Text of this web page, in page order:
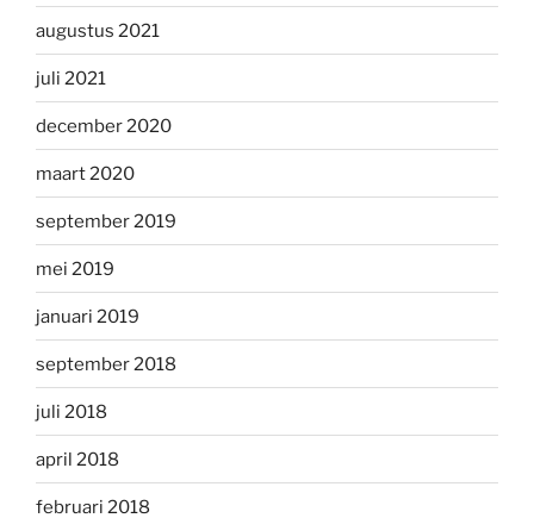
augustus 2021
juli 2021
december 2020
maart 2020
september 2019
mei 2019
januari 2019
september 2018
juli 2018
april 2018
februari 2018